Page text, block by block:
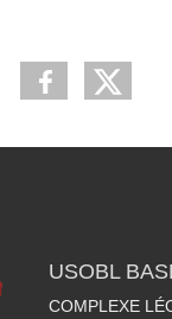
USOBL
COMPLEXE